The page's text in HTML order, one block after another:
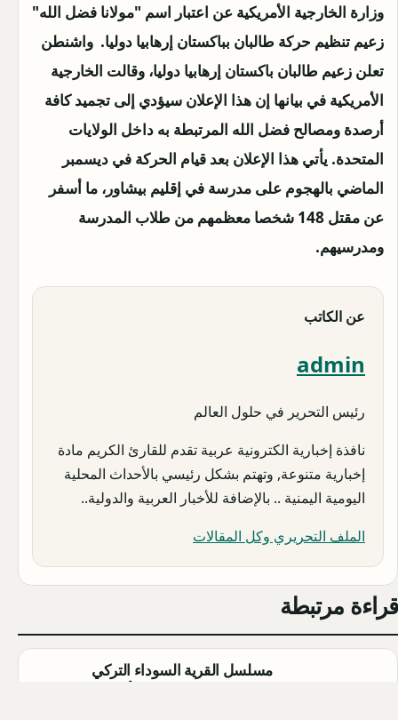
وزارة الخارجية الأمريكية عن اعتبار اسم "مولانا فضل الله"
زعيم تنظيم حركة طالبان بباكستان إرهابيا دوليا. واشنطن
تعلن زعيم طالبان باكستان إرهابيا دوليا، وقالت الخارجية
الأمريكية في بيانها إن هذا الإعلان سيؤدي إلى تجميد كافة
أرصدة ومصالح فضل الله المرتبطة به داخل الولايات
المتحدة. يأتي هذا الإعلان بعد قيام الحركة في ديسمبر
الماضي بالهجوم على مدرسة في إقليم بيشاور، ما أسفر
عن مقتل 148 شخصا معظمهم من طلاب المدرسة
ومدرسيهم.
عن الكاتب
admin
رئيس التحرير في حلول العالم
نافذة إخبارية الكترونية عربية تقدم للقارئ الكريم مادة
إخبارية متنوعة, وتهتم بشكل رئيسي بالأحداث المحلية
اليومية اليمنية .. بالإضافة للأخبار العربية والدولية..
الملف التحريري وكل المقالات
قراءة مرتبطة
مسلسل القرية السوداء التركي